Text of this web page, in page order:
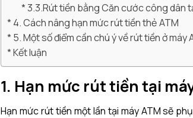
3.3.Rút tiền bằng Căn cước công dân
4. Cách nâng hạn mức rút tiền thẻ ATM
5. Một số điểm cần chú ý về rút tiền ở máy
Kết luận
1. Hạn mức rút tiền tại
Hạn mức rút tiền một lần tại máy ATM sẽ